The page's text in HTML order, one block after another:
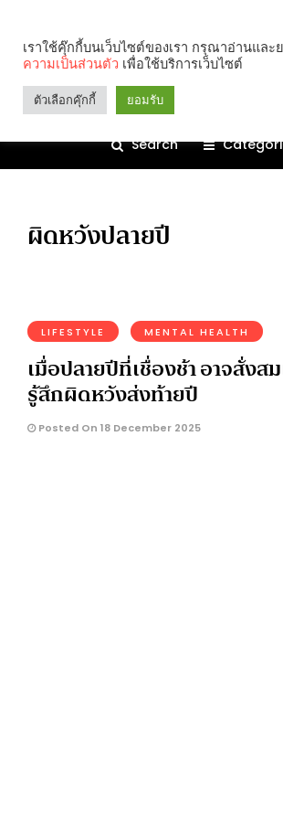
Search
ผิดหวังปลายปี
LIFESTYLE MENTAL HEALTH
เมื่อปลายปีที่เชื่องช้า อาจสั่งส
รู้สึกผิดหวังส่งท้ายปี
Posted On 18 December 2025
เราใช้คุ๊กกี้บนเว็บไซต์ของเรา กรุณาอ่านและ
ความเป็นส่วนตัว เพื่อใช้บริการเว็บไซต์
ตัวเลือกคุ๊กกี้ ยอมรับ